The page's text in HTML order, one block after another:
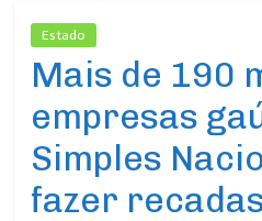
Estado
Mais de 190
empresas
Simples
fazer